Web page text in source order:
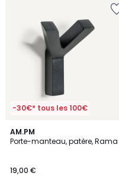
-30€* tous les 100€
AM.PM
Porte-manteau, patère, Rama
19,00 €
4,1
/ 5